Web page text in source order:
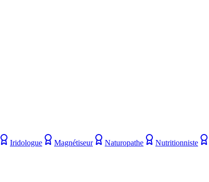
Iridologue Magnétiseur Naturopathe
Nutritionniste